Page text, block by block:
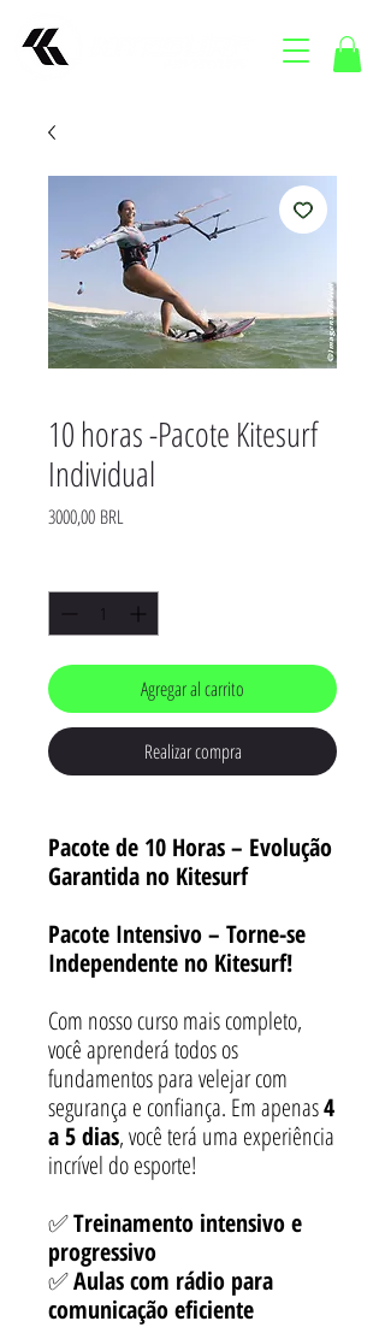
10 horas -Pacote Kitesurf
Individual
3000,00 BRL
Agregar al carrito
Realizar compra
Pacote de 10 Horas – Evolução
Garantida no Kitesurf
Pacote Intensivo – Torne-se
Independente no Kitesurf!
Com nosso curso mais completo,
você aprenderá todos os
fundamentos para velejar com
segurança e confiança. Em apenas4
a 5 dias, você terá uma experiência
incrível do esporte!
✅Treinamento intensivo e
progressivo
✅Aulas com rádio para
comunicação eficiente